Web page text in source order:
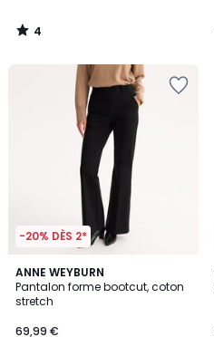
4
/
-20% DÈS 2*
ANNE WEYBURN
Pantalon forme bootcut, coton
stretch
69,99 €
4,6
/ 5
2
Couleurs